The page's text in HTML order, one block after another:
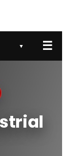
▼ ☰